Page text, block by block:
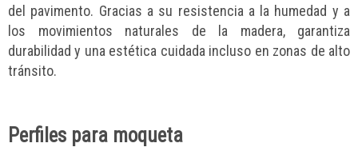
del pavimento. Gracias a su resistencia a la humedad y a
los movimientos naturales de la madera, garantiza
durabilidad y una estética cuidada incluso en zonas de alto
tránsito.
Perfiles para moqueta